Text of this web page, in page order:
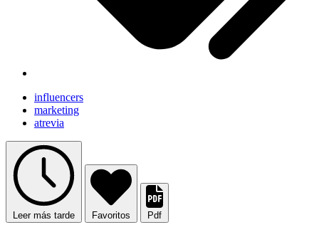
influencers
marketing
atrevia
Leer más tarde Favoritos Pdf